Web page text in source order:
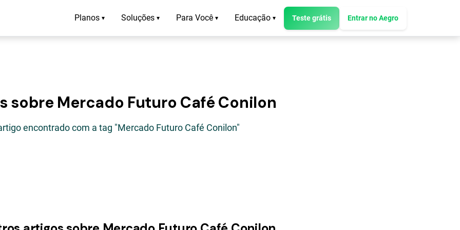
Planos ▾ Soluções ▾ Para Você ▾ Educação ▾ Teste grátis Entrar no Aegro
sobre Mercado Futuro Café Conilon
encontrado com a tag "Mercado Futuro Café Conilon"